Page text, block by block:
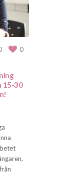
0
15-30